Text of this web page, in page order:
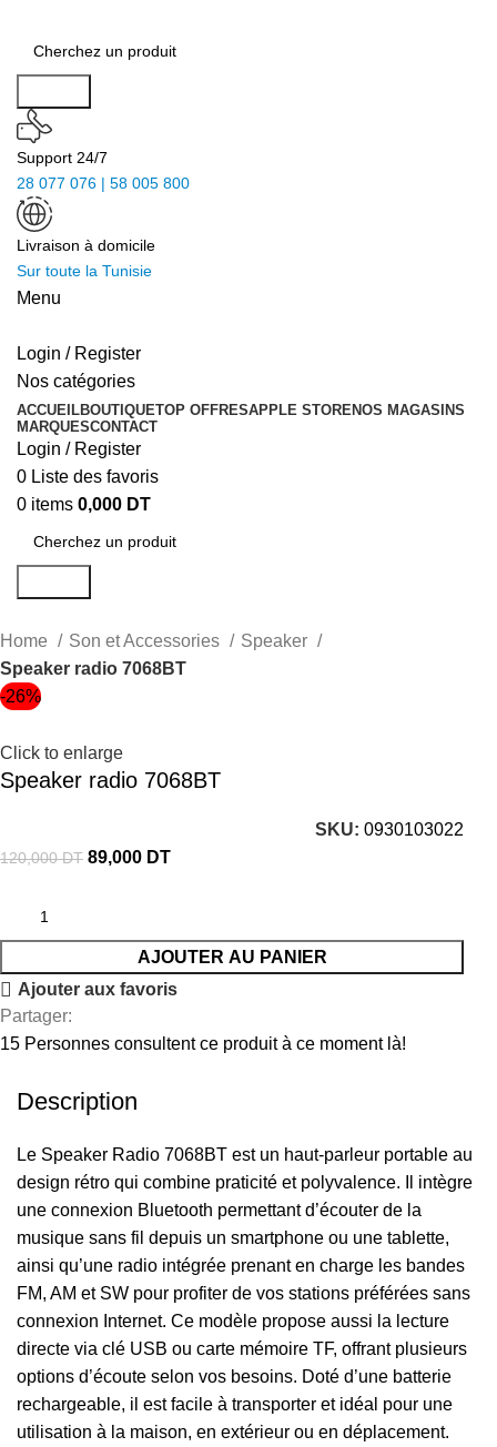
Support 24/7
28 077 076 | 58 005 800
Livraison à domicile
Sur toute la Tunisie
Menu
Login / Register
Nos catégories
ACCUEILBOUTIQUETOP OFFRESAPPLE STORENOS MAGASINS
MARQUESCONTACT
Login / Register
0 Liste des favoris
0 items 0,000 DT
Home Son et Accessories
Speaker
Speaker radio 7068BT
-26%
Click to enlarge
Speaker radio 7068BT
SKU:0930103022
120,000DT 89,000 DT
AJOUTER AU PANIER
Ajouter aux favoris
Partager:
15 Personnes consultent ce produit à ce moment là!
Description
Le Speaker Radio 7068BT est un haut-parleur portable au
design rétro qui combine praticité et polyvalence. Il intègre
une connexion Bluetooth permettant d’écouter de la
musique sans fil depuis un smartphone ou une tablette,
ainsi qu’une radio intégrée prenant en charge les bandes
FM, AM et SW pour profiter de vos stations préférées sans
connexion Internet. Ce modèle propose aussi la lecture
directe via clé USB ou carte mémoire TF, offrant plusieurs
options d’écoute selon vos besoins. Doté d’une batterie
rechargeable, il est facile à transporter et idéal pour une
utilisation à la maison, en extérieur ou en déplacement.